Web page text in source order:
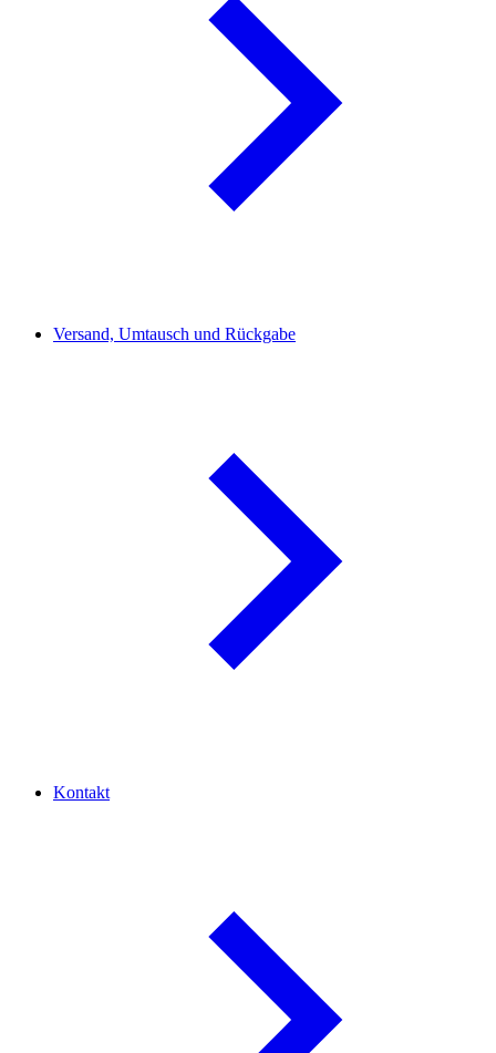
Versand, Umtausch und Rückgabe
Kontakt